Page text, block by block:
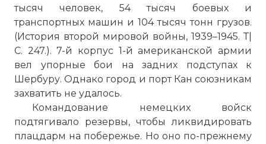
тысяч человек, 54 тысяч боевых и
транспортных машин и 104 тысяч тонн грузов.
(История второй мировой войны, 1939–1945. Т|
С. 247.). 7-й корпус 1-й американской армии
вел упорные бои на задних подступах к
Шербуру. Однако город и порт Кан союзникам
захватить не удалось.
Командование немецких войск
подтягивало резервы, чтобы ликвидировать
плацдарм на побережье. Но оно по-прежнему